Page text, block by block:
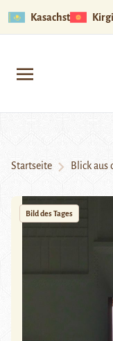
Kasachstan
Startseite Blick aus
Bild des Tages